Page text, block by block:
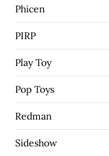
Phicen
PIRP
Play Toy
Pop Toys
Redman
Sideshow